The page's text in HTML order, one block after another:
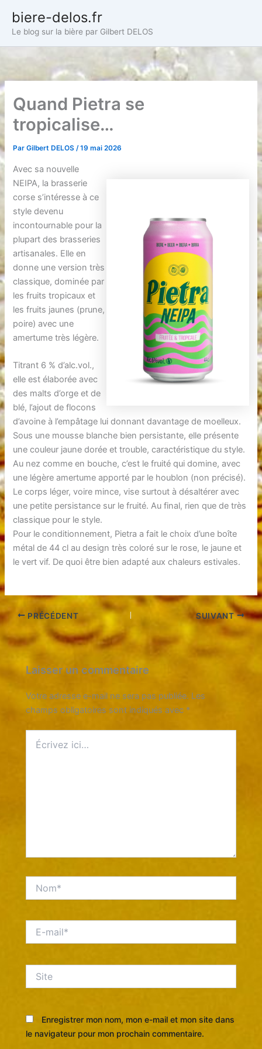
contenu
biere-delos.fr
Le blog sur la bière par Gilbert DELOS
Quand Pietra se
tropicalise…
ParGilbert DELOS/19 mai 2026
Avec sa nouvelle
NEIPA, la brasserie
corse s’intéresse à ce
style devenu
incontournable pour la
plupart des brasseries
artisanales. Elle en
donne une version très
classique, dominée par
les fruits tropicaux et
les fruits jaunes (prune,
poire) avec une
amertume très légère.
Titrant 6 % d’alc.vol.,
elle est élaborée avec
des malts d’orge et de
blé, l’ajout de flocons
d’avoine à l’empâtage lui donnant davantage de moelleux.
Sous une mousse blanche bien persistante, elle présente
une couleur jaune dorée et trouble, caractéristique du style.
Au nez comme en bouche, c’est le fruité qui domine, avec
une légère amertume apporté par le houblon (non précisé).
Le corps léger, voire mince, vise surtout à désaltérer avec
une petite persistance sur le fruité. Au final, rien que de très
classique pour le style.
Pour le conditionnement, Pietra a fait le choix d’une boîte
métal de 44 cl au design très coloré sur le rose, le jaune et
le vert vif. De quoi être bien adapté aux chaleurs estivales.
PRÉCÉDENT SUIVANT
Laisser un commentaire
Votre adresse e-mail ne sera pas publiée. Les
champs obligatoires sont indiqués avec *
ici…
mail*
Enregistrer mon nom, mon e-mail et mon site dans
le navigateur pour mon prochain commentaire.